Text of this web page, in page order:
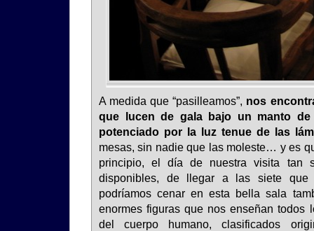
A medida que “pasilleamos”, nos
que lucen de gala bajo un manto
potenciado por la luz tenue de las
mesas, sin nadie que las moleste… y es
principio, el día de nuestra visita tan
disponibles, de llegar a las siete que
podríamos cenar en esta bella sala
enormes figuras que nos enseñan todos
del cuerpo humano, clasificados